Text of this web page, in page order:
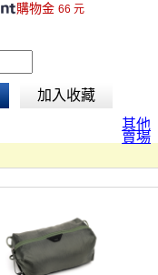
購物金 66 元
加入收藏
其他
賣場